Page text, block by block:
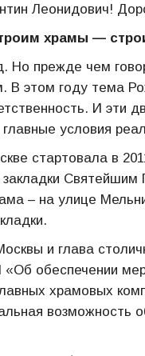
Леонидович!
храмы —
Но прежде чем
В этом году тема
И эти
условия
стартовала в
закладки
– на улице
и глава
обеспечении
храмовых
возможность